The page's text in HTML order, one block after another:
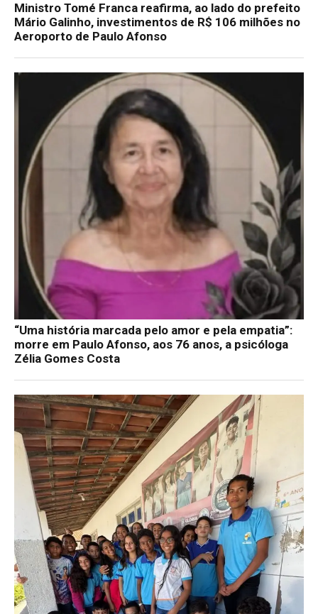
Ministro Tomé Franca reafirma, ao lado do prefeito
Mário Galinho, investimentos de R$ 106 milhões no
Aeroporto de Paulo Afonso
“Uma história marcada pelo amor e pela empatia”:
morre em Paulo Afonso, aos 76 anos, a psicóloga
Zélia Gomes Costa